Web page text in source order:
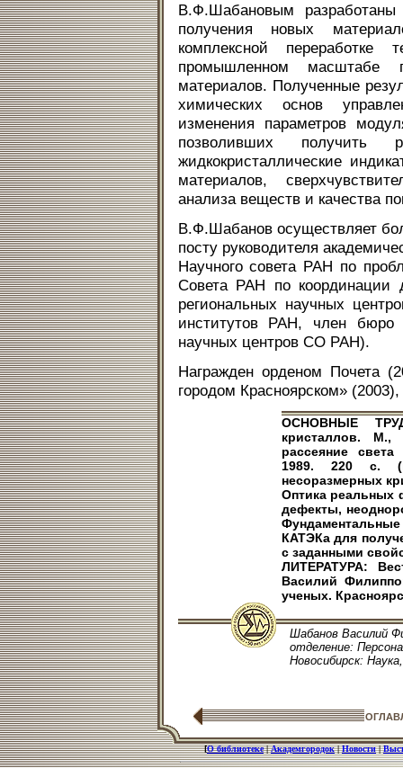
В.Ф.Шабановым разработаны
получения новых
комплексной переработке
промышленном масштабе
материалов. Полученные
химических основ
изменения параметров
позволивших получить
жидкокристаллические
материалов,
анализа веществ и качества
В.Ф.Шабанов осуществляет
посту руководителя
Научного совета РАН по
Совета РАН по координации
региональных научных
институтов РАН, член
научных центров СО РАН).
Награжден орденом Почета
городом Красноярском»
ОСНОВНЫЕ
кристаллов.
рассеяние
1989. 220 с. (в
несоразмерных
Оптика реальных
дефекты,
КАТЭКа для
с заданными
ЛИТЕРАТУРА:
Василий
ученых.
Шабанов Василий
отделение:
Новосибирск:
[О библиотеке|Академгородок|Новости|